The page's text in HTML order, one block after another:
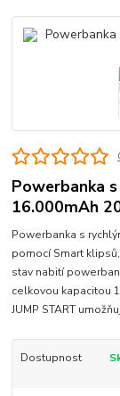
Powerbanka
16.000mAh
Powerbanka s
pomocí Smart
stav nabití
celkovou kapacitou
JUMP START
Dostupnost